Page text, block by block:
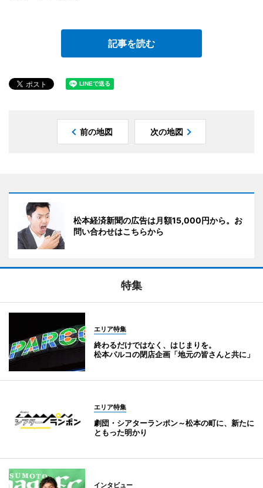
記事を読む
前の地図 次の地図
松本経済新聞の広告は月額15,000円から。お
問い合わせはこちらから
特集
エリア特集
終わるだけではなく、はじまりを。
松本パルコの閉店企画「地元の皆さんと共に」
エリア特集
劇団・シアターランポン～松本の町に、新たに
ともった明かり
インタビュー